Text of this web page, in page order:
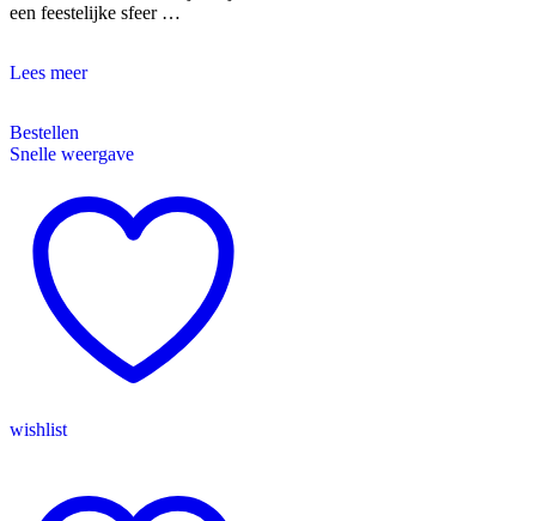
een feestelijke sfeer …
Philips
lichtsnoer
–
250
LEDs
Lees meer
Bestellen
Snelle weergave
wishlist